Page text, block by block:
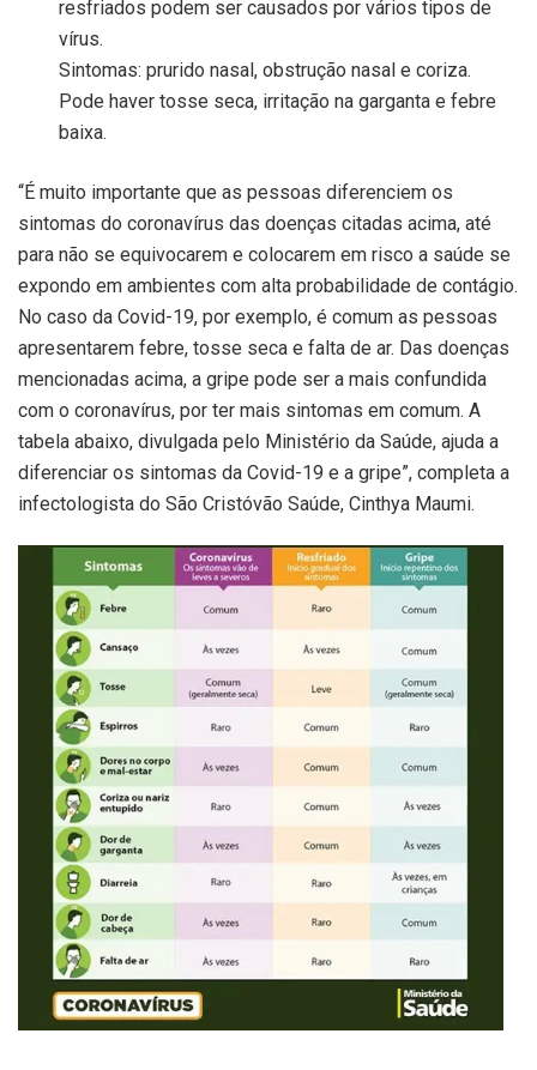
resfriados podem ser causados por vários tipos de
vírus.
Sintomas: prurido nasal, obstrução nasal e coriza.
Pode haver tosse seca, irritação na garganta e febre
baixa.
“É muito importante que as pessoas diferenciem os
sintomas do coronavírus das doenças citadas acima, até
para não se equivocarem e colocarem em risco a saúde se
expondo em ambientes com alta probabilidade de contágio.
No caso da Covid-19, por exemplo, é comum as pessoas
apresentarem febre, tosse seca e falta de ar. Das doenças
mencionadas acima, a gripe pode ser a mais confundida
com o coronavírus, por ter mais sintomas em comum. A
tabela abaixo, divulgada pelo Ministério da Saúde, ajuda a
diferenciar os sintomas da Covid-19 e a gripe”, completa a
infectologista do São Cristóvão Saúde, Cinthya Maumi.